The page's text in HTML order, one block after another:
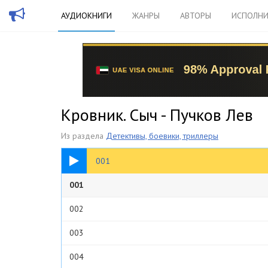
АУДИОКНИГИ ЖАНРЫ АВТОРЫ
Кровник. Сыч - Пучков Лев
Из раздела Детективы, боевики, триллеры
001
11:16
001
002
003
004